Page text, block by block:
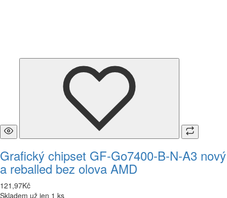
Grafický chipset GF-Go7400-B-N-A3 nový
a reballed bez olova AMD
121 ,97Kč
Skladem už jen 1 ks